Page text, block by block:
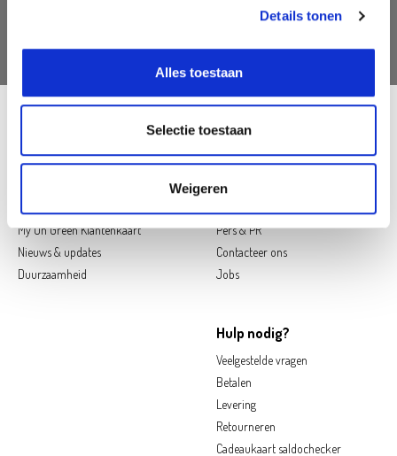
Details tonen
Alles toestaan
Selectie toestaan
Weigeren
AANMELDEN
My Oh'Green Klantenkaart
Nieuws & updates
Duurzaamheid
Pers & PR
Contacteer ons
Jobs
Hulp nodig?
Veelgestelde vragen
Betalen
Levering
Retourneren
Cadeaukaart saldochecker
Follow us on social media